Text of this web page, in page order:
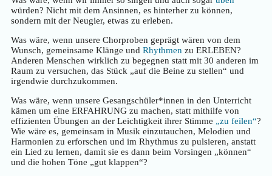
würden? Nicht mit dem Ansinnen, es hinterher zu können,
sondern mit der Neugier, etwas zu erleben.
Was wäre, wenn unsere Chorproben geprägt wären von dem
Wunsch, gemeinsame Klänge und Rhythmen zu ERLEBEN?
Anderen Menschen wirklich zu begegnen statt mit 30 anderen im
Raum zu versuchen, das Stück „auf die Beine zu stellen“ und
irgendwie durchzukommen.
Was wäre, wenn unsere Gesangschüler*innen in den Unterricht
kämen um eine ERFAHRUNG zu machen, statt mithilfe von
effizienten Übungen an der Leichtigkeit ihrer Stimme „zu feilen“?
Wie wäre es, gemeinsam in Musik einzutauchen, Melodien und
Harmonien zu erforschen und im Rhythmus zu pulsieren, anstatt
ein Lied zu lernen, damit sie es dann beim Vorsingen „können“
und die hohen Töne „gut klappen“?